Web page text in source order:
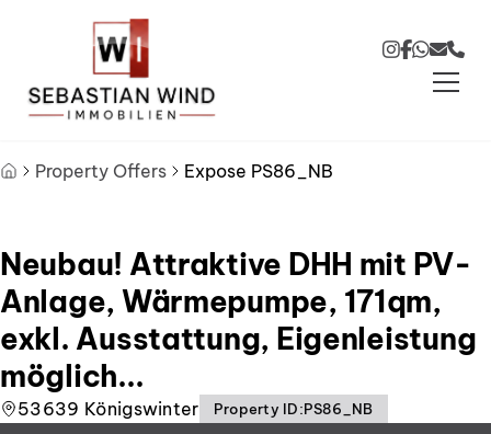
Skip to footer
Property Offers Expose PS86_NB
Neubau! Attraktive DHH mit PV-
Anlage, Wärmepumpe, 171qm,
exkl. Ausstattung, Eigenleistung
möglich...
53639 Königswinter Property ID:PS86_NB